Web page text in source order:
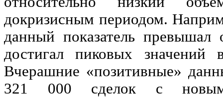
докризисным периодом.
данный показатель
достигал пиковых
Вчерашние «позитивные»
321 000 сделок с